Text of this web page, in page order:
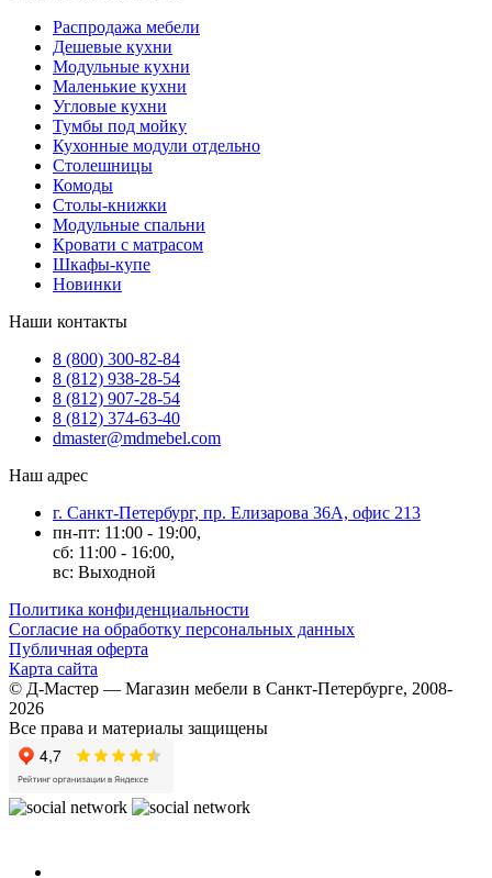
Распродажа мебели
Дешевые кухни
Модульные кухни
Маленькие кухни
Угловые кухни
Тумбы под мойку
Кухонные модули отдельно
Столешницы
Комоды
Столы-книжки
Модульные спальни
Кровати с матрасом
Шкафы-купе
Новинки
Наши контакты
8 (800) 300-82-84
8 (812) 938-28-54
8 (812) 907-28-54
8 (812) 374-63-40
dmaster@mdmebel.com
Наш адрес
г. Санкт-Петербург, пр. Елизарова 36А, офис 213
пн-пт: 11:00 - 19:00,
сб: 11:00 - 16:00,
вс: Выходной
Политика конфиденциальности
Согласие на обработку персональных данных
Публичная оферта
Карта сайта
© Д-Мастер — Магазин мебели в Санкт-Петербурге, 2008-
2026
Все права и материалы защищены